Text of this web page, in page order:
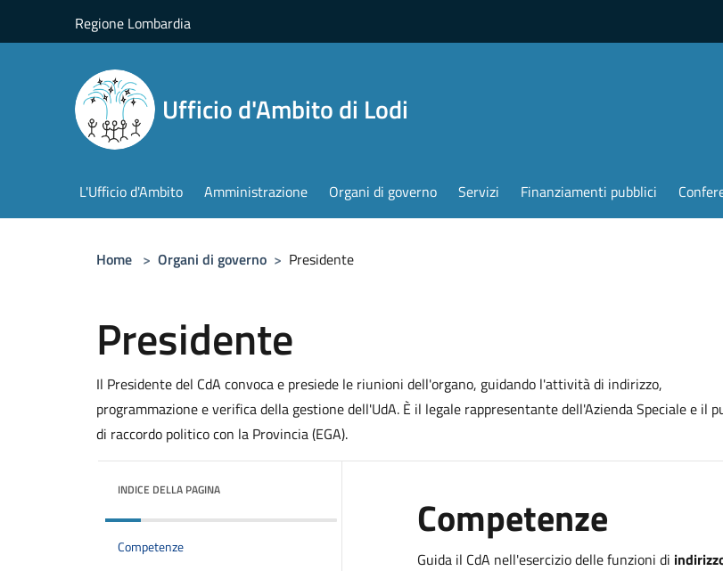
Regione Lombardia
Ufficio d'Ambito di Lodi
L'Ufficio d'Ambito Amministrazione Organi di governo Servizi Finanziamenti pubblici
Home > Organi di governo > Presidente
Presidente
Il Presidente del CdA convoca e presiede le riunioni dell'organo, guidando l'attività di indirizzo,
programmazione e verifica della gestione dell'UdA. È il legale rappresentante dell'Azienda Speciale e il
di raccordo politico con la Provincia (EGA).
INDICE DELLA PAGINA
Competenze
Competenze
Guida il CdA nell'esercizio delle funzioni di